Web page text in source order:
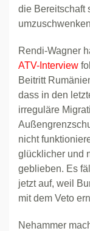
die Bereitschaft
Rendi-Wagner
ATV-Interview
Beitritt
dass in den
irreguläre
nicht
glücklicher und
geblieben. Es
jetzt auf, weil
mit dem Veto
Nehammer